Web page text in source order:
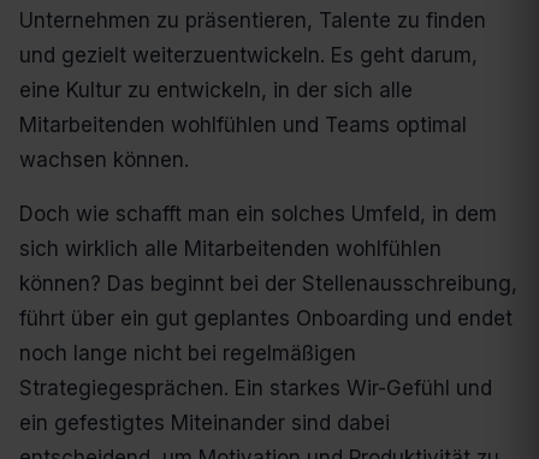
Unternehmen zu präsentieren, Talente zu finden
und gezielt weiterzuentwickeln. Es geht darum,
eine Kultur zu entwickeln, in der sich alle
Mitarbeitenden wohlfühlen und Teams optimal
wachsen können.
Doch wie schafft man ein solches Umfeld, in dem
sich wirklich alle Mitarbeitenden wohlfühlen
können? Das beginnt bei der Stellenausschreibung,
führt über ein gut geplantes Onboarding und endet
noch lange nicht bei regelmäßigen
Strategiegesprächen. Ein starkes Wir-Gefühl und
ein gefestigtes Miteinander sind dabei